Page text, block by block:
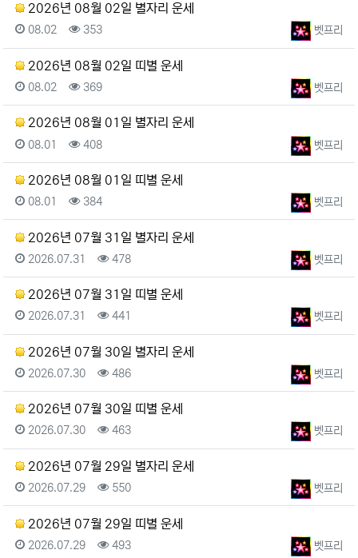
2026년 08월 02일 별자리 운세
등록자벳프리
등록일
08.02 조회
353
2026년 08월 02일 띠별 운세
등록자벳프리
등록일
08.02 조회
369
2026년 08월 01일 별자리 운세
등록자벳프리
등록일
08.01 조회
408
2026년 08월 01일 띠별 운세
등록자벳프리
등록일
08.01 조회
384
2026년 07월 31일 별자리 운세
등록자벳프리
등록일
2026.07.31 조회
478
2026년 07월 31일 띠별 운세
등록자벳프리
등록일
2026.07.31 조회
441
2026년 07월 30일 별자리 운세
등록자벳프리
등록일
2026.07.30 조회
486
2026년 07월 30일 띠별 운세
등록자벳프리
등록일
2026.07.30 조회
463
2026년 07월 29일 별자리 운세
등록자벳프리
등록일
2026.07.29 조회
550
2026년 07월 29일 띠별 운세
등록자벳프리
등록일
2026.07.29 조회
493